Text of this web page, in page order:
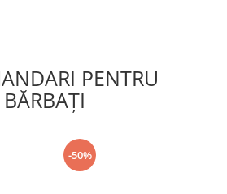
PENTRU
BĂRBAŢI
-50%